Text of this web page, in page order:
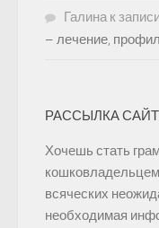
Галинак
– лечение,
РАССЫЛКА
Хочешь стать
всяческих
необходимая